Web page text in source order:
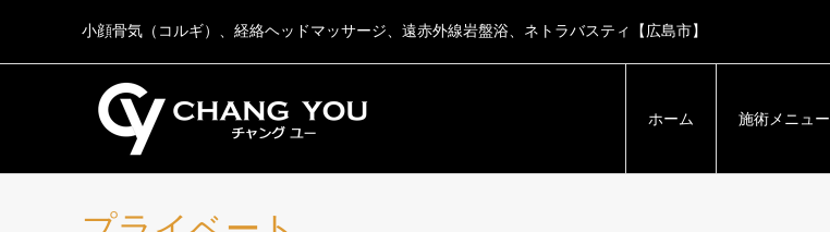
小顔骨気（コルギ）、経絡ヘッドマッサージ、遠赤外線岩盤浴、ネトラバスティ【広島市】
ホーム 施術メニュー